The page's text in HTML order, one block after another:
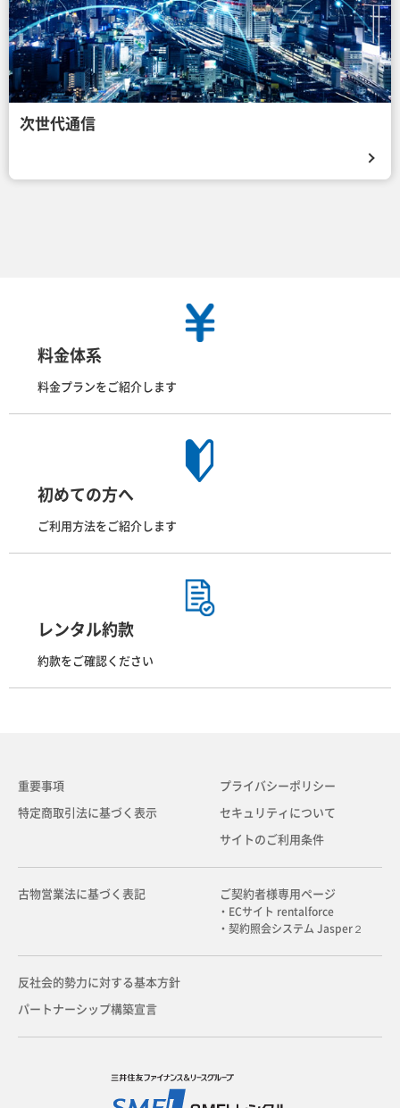
次世代通信
料金体系
料金プランをご紹介します
初めての方へ
ご利用方法をご紹介します
レンタル約款
約款をご確認ください
重要事項
特定商取引法に基づく表示
プライバシーポリシー
セキュリティについて
サイトのご利用条件
古物営業法に基づく表記 ご契約者様専用ページ
・ECサイト rentalforce
・契約照会システム Jasper２
反社会的勢力に対する基本方針
パートナーシップ構築宣言